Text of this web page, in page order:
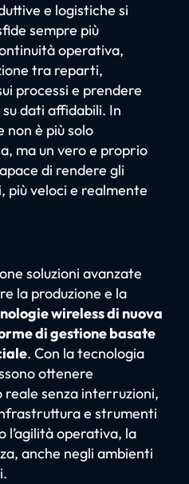
e logistiche si
sempre più
operativa,
tra reparti,
processi e prendere
dati affidabili. In
non è più solo
ma un vero e proprio
di rendere gli
più veloci e realmente
soluzioni avanzate
la produzione e la
wireless di nuova
di gestione basate
. Con la tecnologia
ottenere
reale senza interruzioni,
e strumenti
l’agilità operativa, la
anche negli ambienti